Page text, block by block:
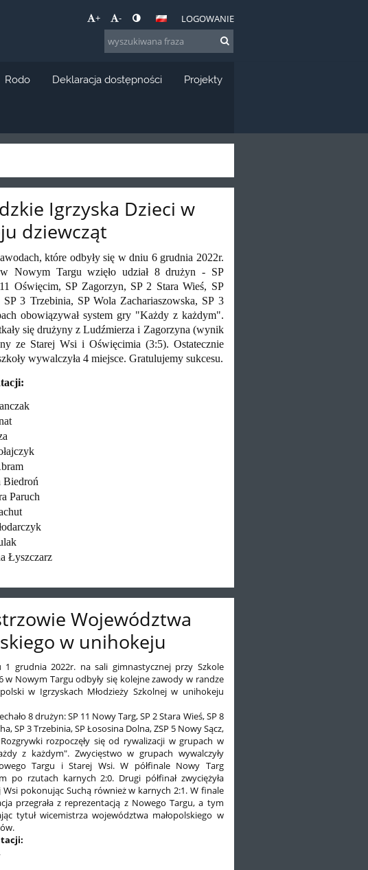
+ - LOGOWANIE
Rodo Deklaracja dostępności Projekty
Igrzyska Dzieci w
dziewcząt
które odbyły się w dniu 6 grudnia 2022r.
Nowym Targu wzięło udział 8 drużyn - SP
Oświęcim, SP Zagorzyn, SP 2 Stara Wieś, SP
3 Trzebinia, SP Wola Zachariaszowska, SP 3
obowiązywał system gry "Każdy z każdym".
się drużyny z Ludźmierza i Zagorzyna (wynik
ze Starej Wsi i Oświęcimia (3:5). Ostatecznie
wywalczyła 4 miejsce. Gratulujemy sukcesu.
Biedroń
Paruch
Łyszczarz
Województwa
w unihokeju
2022r. na sali gimnastycznej przy Szkole
w Nowym Targu odbyły się kolejne zawody w randze
w Igrzyskach Młodzieży Szkolnej w unihokeju
8 drużyn: SP 11 Nowy Targ, SP 2 Stara Wieś, SP 8
SP 3 Trzebinia, SP Łososina Dolna, ZSP 5 Nowy Sącz,
rozpoczęły się od rywalizacji w grupach w
z każdym". Zwycięstwo w grupach wywalczyły
Targu i Starej Wsi. W półfinale Nowy Targ
po rzutach karnych 2:0. Drugi półfinał zwyciężyła
Wsi pokonując Suchą również w karnych 2:1. W finale
przegrała z reprezentacją z Nowego Targu, a tym
tytuł wicemistrza województwa małopolskiego w